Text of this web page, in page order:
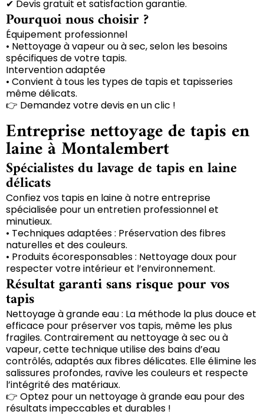
✔ Devis gratuit et satisfaction garantie.
Pourquoi nous choisir ?
Équipement professionnel
• Nettoyage à vapeur ou à sec, selon les besoins
spécifiques de votre tapis.
Intervention adaptée
• Convient à tous les types de tapis et tapisseries
même délicats.
👉 Demandez votre devis en un clic !
Entreprise nettoyage de tapis en
laine à Montalembert
Spécialistes du lavage de tapis en laine
délicats
Confiez vos tapis en laine à notre entreprise
spécialisée pour un entretien professionnel et
minutieux.
• Techniques adaptées : Préservation des fibres
naturelles et des couleurs.
• Produits écoresponsables : Nettoyage doux pour
respecter votre intérieur et l’environnement.
Résultat garanti sans risque pour vos
tapis
Nettoyage à grande eau : La méthode la plus douce et
efficace pour préserver vos tapis, même les plus
fragiles. Contrairement au nettoyage à sec ou à
vapeur, cette technique utilise des bains d’eau
contrôlés, adaptés aux fibres délicates. Elle élimine les
salissures profondes, ravive les couleurs et respecte
l’intégrité des matériaux.
👉 Optez pour un nettoyage à grande eau pour des
résultats impeccables et durables !